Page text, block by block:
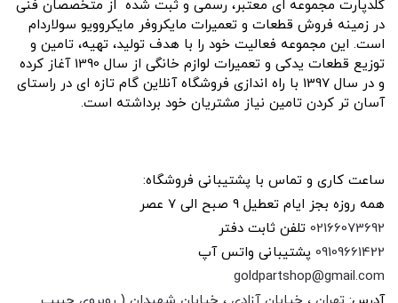
گلدپارت مجموعه ای معتبر، رسمی و ثبت شده از متخصصان فنی
در زمینه فروش قطعات و تعمیرات مایکروفر مایکروویو سولاردام
است. این مجموعه فعالیت خود را با هدف تولید، تهیه، تامین و
توزیع قطعات یدکی و تعمیرات لوازم خانگی از سال 1390 آغاز کرده
و در سال 1397 با راه اندازی فروشگاه آنلاین گام تازه ای در راستای
آسان تر کردن تامین نیاز مشتریان خود برداشته است.
ساعت کاری و تماس با پشتیبانی فروشگاه:
همه روزه بجز ایام تعطیل 9 صبح الی 7 عصر
02166073692 تلفن ثابت دفتر
09109661422 پشتیبانی واتس آپ
goldpartshop@gmail.com